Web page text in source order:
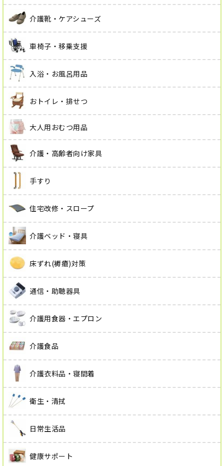
介護靴・ケアシューズ
車椅子・移乗支援
入浴・お風呂用品
おトイレ・排せつ
大人用おむつ用品
介護・高齢者向け家具
手すり
住宅改修・スロープ
介護ベッド・寝具
床ずれ(褥瘡)対策
通信・助聴器具
介護用食器・エプロン
介護食品
介護衣料品・寝間着
衛生・清拭
日常生活品
健康サポート